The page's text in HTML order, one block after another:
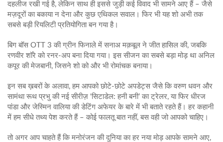
दहलीज रखी गई है, लेकिन साथ ही इससे जुड़ी कई विवाद भी सामने आए हैं – जैसे
मज़दूरों का बकाया न देना और कुछ एथिकल सवाल। फिर भी यह शो अभी तक
सबसे बड़ी रियलिटी प्रतियोगिता बन गया है।
बिग बॉस OTT 3 की ग्रीन फिनाले में सनाअ मक़बूल ने जीत हासिल की, जबकि
रणवीर शॉरे को रनर‑अप बना दिया गया। इस सीजन का सबसे बड़ा मोड़ था अनिल
कपूर की मेजबानी, जिसने शो को और भी रोमांचक बनाया।
इन सब ख़बरों के अलावा, हम आपको छोटे-छोटे अपडेट्स जैसे कि वरुण धवन और
सामंथा रूथ प्रभु की नई सीरीज़ ‘सिटाडेल: हनी बनी’ का ट्रेलर, या फिर धीरज
पांडा और जेस्मिन वालिया की डेटिंग अफेयर के बारे में भी बताते रहते हैं। हर कहानी
में हम सीधे तथ्य पेश करते हैं – कोई फालतू बात नहीं, बस वही जो आपको चाहिए।
तो अगर आप चाहते हैं कि मनोरंजन की दुनिया का हर नया मोड़ आपके सामने आए,